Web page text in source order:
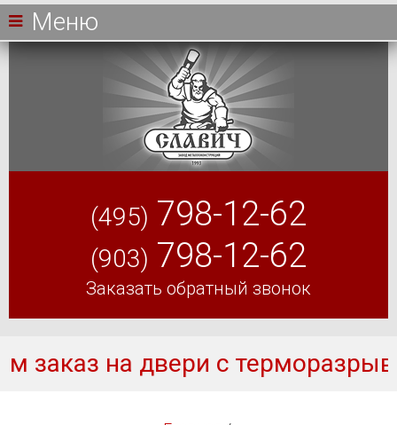
(495) 798-12-62
(903) 798-12-62
Заказать обратный звонок
терморазрывом, мы дарим
Меню